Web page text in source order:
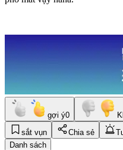
gợi ý0
sắt vụn
Chia sẻ
Danh sách